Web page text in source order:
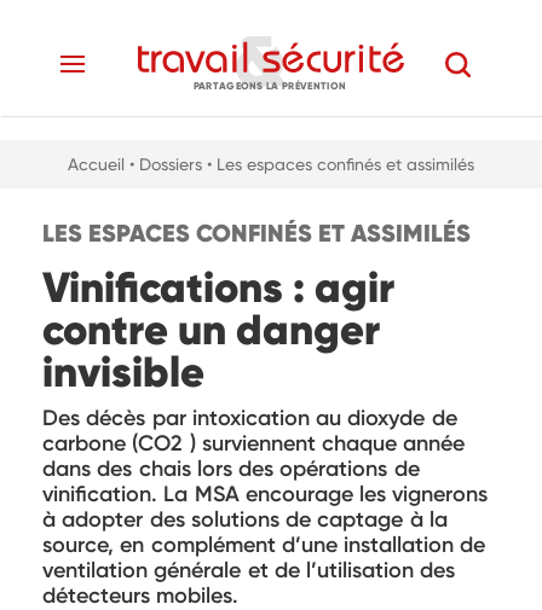
PARTAGEONS LA PRÉVENTION
Accueil • Dossiers • Les espaces confinés et assimilés
LES ESPACES CONFINÉS ET ASSIMILÉS
Vinifications : agir
contre un danger
invisible
Des décès par intoxication au dioxyde de
carbone (CO2 ) surviennent chaque année
dans des chais lors des opérations de
vinification. La MSA encourage les vignerons
à adopter des solutions de captage à la
source, en complément d’une installation de
ventilation générale et de l’utilisation des
détecteurs mobiles.